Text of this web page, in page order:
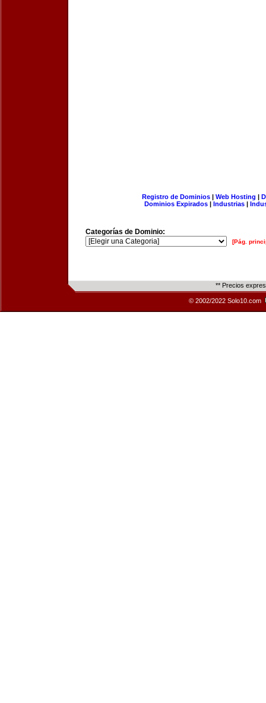
Registro de Dominios| Web Hosting |
Dominios Expirados | Industrias |
Categorías de Dominio:
[Pág.
** Precios
© 2002/2022 Solo10.com